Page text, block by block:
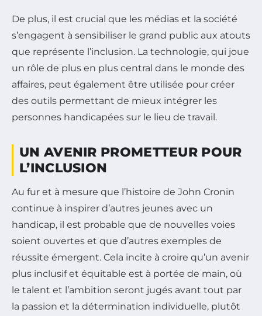
De plus, il est crucial que les médias et la société
s’engagent à sensibiliser le grand public aux atouts
que représente l’inclusion. La technologie, qui joue
un rôle de plus en plus central dans le monde des
affaires, peut également être utilisée pour créer
des outils permettant de mieux intégrer les
personnes handicapées sur le lieu de travail.
UN AVENIR PROMETTEUR POUR
L’INCLUSION
Au fur et à mesure que l’histoire de John Cronin
continue à inspirer d’autres jeunes avec un
handicap, il est probable que de nouvelles voies
soient ouvertes et que d’autres exemples de
réussite émergent. Cela incite à croire qu’un avenir
plus inclusif et équitable est à portée de main, où
le talent et l’ambition seront jugés avant tout par
la passion et la détermination individuelle, plutôt